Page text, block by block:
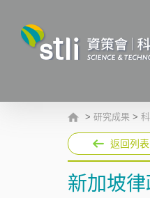
> 研究成果 >
返回列表
新加坡